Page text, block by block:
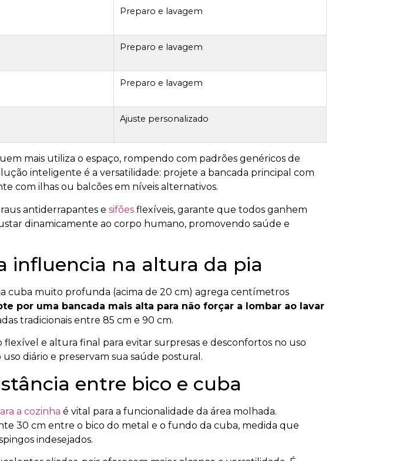
Preparo e lavagem
Preparo e lavagem
Preparo e lavagem
Ajuste personalizado
mais utiliza o espaço, rompendo com padrões genéricos de
inteligente é a versatilidade: projete a bancada principal com
com ilhas ou balcões em níveis alternativos.
antiderrapantes e sifões flexíveis, garante que todos ganhem
dinamicamente ao corpo humano, promovendo saúde e
influencia na altura da pia
cuba muito profunda (acima de 20 cm) agrega centímetros
por uma bancada mais alta para não forçar a lombar ao lavar
tradicionais entre 85 cm e 90 cm.
e altura final para evitar surpresas e desconfortos no uso
diário e preservam sua saúde postural.
entre bico e cuba
a cozinha é vital para a funcionalidade da área molhada.
30 cm entre o bico do metal e o fundo da cuba, medida que
indesejados.